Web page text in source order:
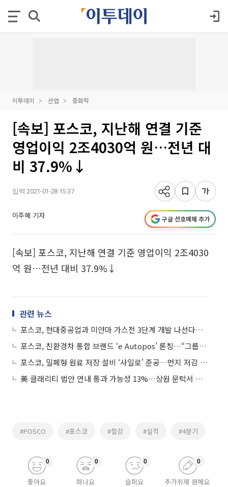
이투데이 산업 중화학
[속보] 포스코, 지난해 연결 기준
영업이익 2조4030억 원…전년 대
비 37.9%↓
입력 2021-01-28 15:37
이주혜 기자 구글 선호매체 추가
[속보] 포스코, 지난해 연결 기준 영업이익 2조4030
억 원…전년 대비 37.9%↓
관련 뉴스
포스코, 현대중공업과 미얀마 가스전 3단계 개발 나선다…LNG 사업 강화
포스코, 친환경차 통합 브랜드 ‘e Autopos’ 론칭…“그룹 역량 집중”
포스코, 밀폐형 원료 저장 설비 ‘사일로’ 준공…먼지 저감 힘쓴다
美 클래리티 법안 연내 통과 가능성 13%…상원 문턱서 제동
#POSCO #포스코 #철강 #실적 #4분기
좋아요
0
화나요
0
슬퍼요
0
추가취재 원해요
0